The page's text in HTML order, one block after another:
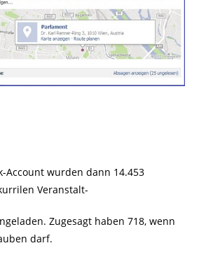
Account wurden dann 14.453
Veranstalt-
Zugesagt haben 718, wenn
darf.